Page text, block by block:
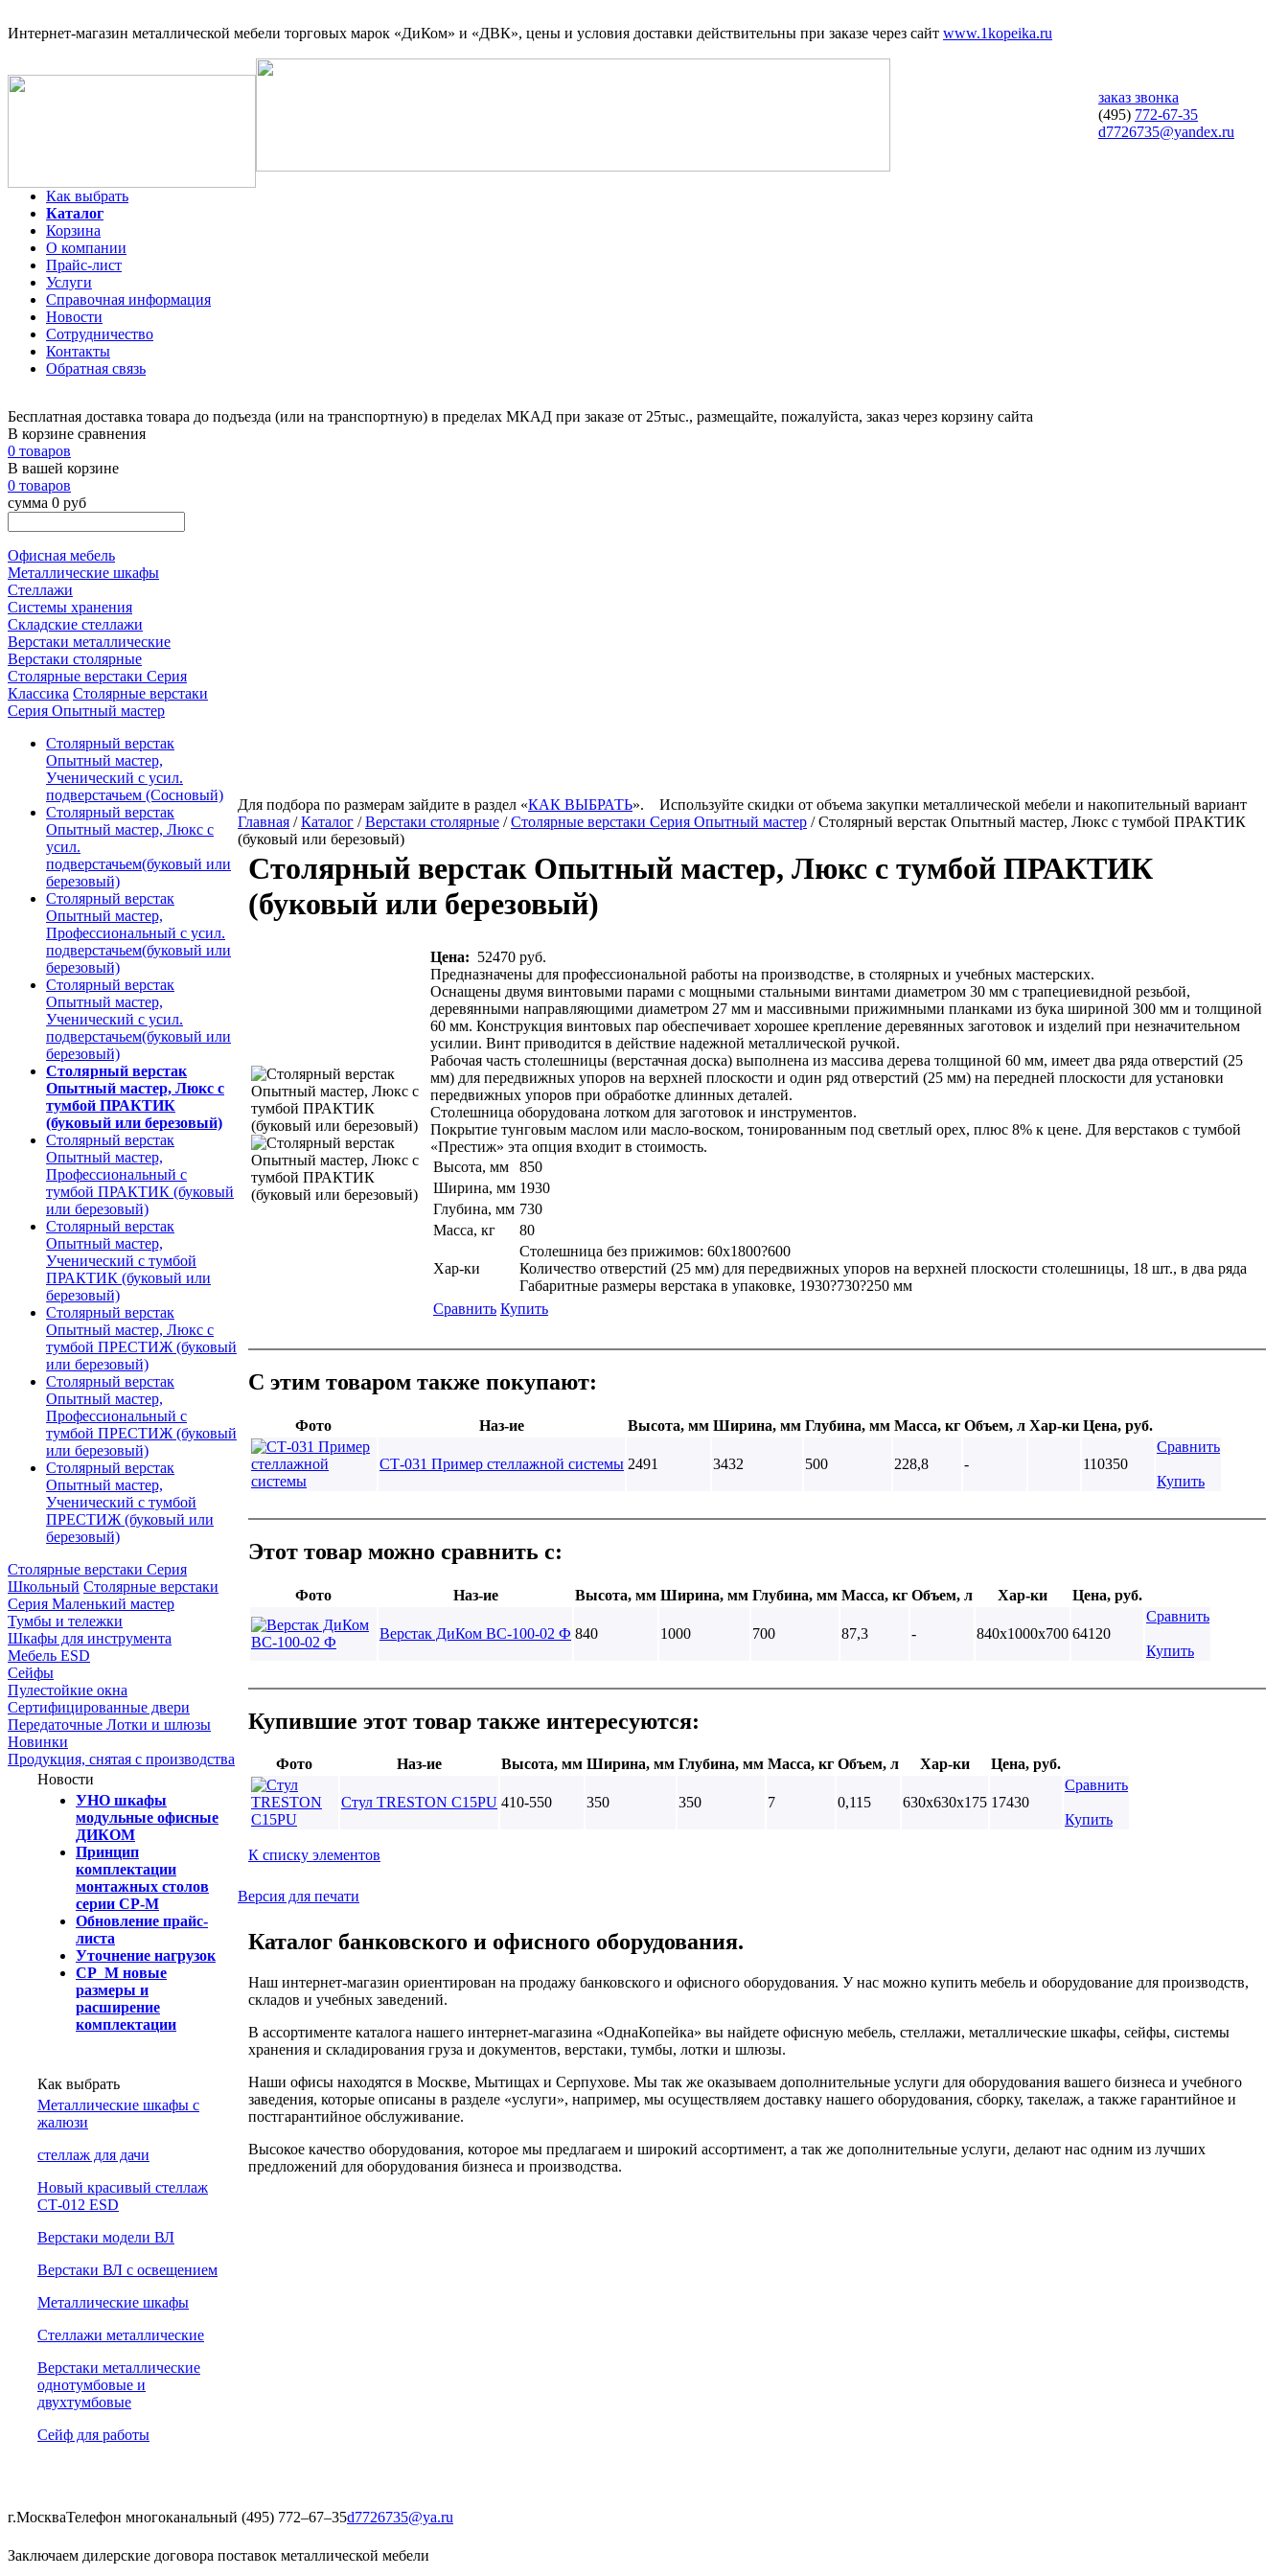
Интернет-магазин металлической мебели торговых марок «ДиКом» и «ДВК», цены и условия доставки действительны при заказе через сайт www.1kopeika.ru
заказ звонка
(495) 772-67-35
d7726735@yandex.ru
Как выбрать
Каталог
Корзина
О компании
Прайс-лист
Услуги
Справочная информация
Новости
Сотрудничество
Контакты
Обратная связь
Бесплатная доставка товара до подъезда (или на транспортную) в пределах МКАД при заказе от 25тыс., размещайте, пожалуйста, заказ через корзину сайта
В корзине сравнения
0 товаров
В вашей корзине
0 товаров
сумма 0 руб
Офисная мебель
Металлические шкафы
Стеллажи
Системы хранения
Складские стеллажи
Верстаки металлические
Верстаки столярные
Столярные верстаки Серия
Классика Столярные верстаки
Серия Опытный мастер
Столярный верстак
Опытный мастер,
Ученический с усил.
подверстачьем (Сосновый)
Столярный верстак
Опытный мастер, Люкс с
усил.
подверстачьем(буковый или
березовый)
Столярный верстак
Опытный мастер,
Профессиональный с усил.
подверстачьем(буковый или
березовый)
Столярный верстак
Опытный мастер,
Ученический с усил.
подверстачьем(буковый или
березовый)
Столярный верстак
Опытный мастер, Люкс с
тумбой ПРАКТИК
(буковый или березовый)
Столярный верстак
Опытный мастер,
Профессиональный с
тумбой ПРАКТИК (буковый
или березовый)
Столярный верстак
Опытный мастер,
Ученический с тумбой
ПРАКТИК (буковый или
березовый)
Столярный верстак
Опытный мастер, Люкс с
тумбой ПРЕСТИЖ (буковый
или березовый)
Столярный верстак
Опытный мастер,
Профессиональный с
тумбой ПРЕСТИЖ (буковый
или березовый)
Столярный верстак
Опытный мастер,
Ученический с тумбой
ПРЕСТИЖ (буковый или
березовый)
Столярные верстаки Серия
Школьный Столярные верстаки
Серия Маленький мастер
Тумбы и тележки
Шкафы для инструмента
Мебель ESD
Сейфы
Пулестойкие окна
Сертифицированные двери
Передаточные Лотки и шлюзы
Новинки
Продукция, снятая с производства
Новости
УНО шкафы
модульные офисные
ДИКОМ
Принцип
комплектации
монтажных столов
серии СР-М
Обновление прайс-
листа
Уточнение нагрузок
СР_М новые
размеры и
расширение
комплектации
Как выбрать
Металлические шкафы с
жалюзи
cтеллаж для дачи
Новый красивый стеллаж
СТ-012 ESD
Верстаки модели ВЛ
Верстаки ВЛ с освещением
Металлические шкафы
Стеллажи металлические
Верстаки металлические
однотумбовые и
двухтумбовые
Сейф для работы
Для подбора по размерам зайдите в раздел «КАК ВЫБРАТЬ».
Используйте скидки от объема закупки металлической мебели и накопительный вариант
Главная /Каталог /Верстаки столярные /Столярные верстаки Серия Опытный мастер / Столярный верстак Опытный мастер, Люкс с тумбой ПРАКТИК
(буковый или березовый)
Столярный верстак Опытный мастер, Люкс с тумбой ПРАКТИК
(буковый или березовый)
Цена: 52470 руб.
Предназначены для профессиональной работы на производстве, в столярных и учебных мастерских.
Оснащены двумя винтовыми парами с мощными стальными винтами диаметром 30 мм с трапециевидной резьбой,
деревянными направляющими диаметром 27 мм и массивными прижимными планками из бука шириной 300 мм и толщиной
60 мм. Конструкция винтовых пар обеспечивает хорошее крепление деревянных заготовок и изделий при незначительном
усилии. Винт приводится в действие надежной металлической ручкой.
Рабочая часть столешницы (верстачная доска) выполнена из массива дерева толщиной 60 мм, имеет два ряда отверстий (25
мм) для передвижных упоров на верхней плоскости и один ряд отверстий (25 мм) на передней плоскости для установки
передвижных упоров при обработке длинных деталей.
Столешница оборудована лотком для заготовок и инструментов.
Покрытие тунговым маслом или масло-воском, тонированным под светлый орех, плюс 8% к цене. Для верстаков с тумбой
«Престиж» эта опция входит в стоимость.
Высота, мм
850
Ширина, мм 1930
Глубина, мм 730
Масса, кг
80
Хар-ки
Столешница без прижимов: 60х1800?600
Количество отверстий (25 мм) для передвижных упоров на верхней плоскости столешницы, 18 шт., в два ряда
Габаритные размеры верстака в упаковке, 1930?730?250 мм
Сравнить Купить
С этим товаром также покупают:
Фото Наз-ие Высота, мм Ширина, мм Глубина, мм Масса, кг Объем, л Хар-ки Цена, руб.
СТ-031 Пример стеллажной системы 2491 3432 500 228,8 - 110350
Сравнить
Купить
Этот товар можно сравнить с:
Фото Наз-ие Высота, мм Ширина, мм Глубина, мм Масса, кг Объем, л Хар-ки Цена, руб.
Верстак ДиКом ВС-100-02 Ф 840 1000 700 87,3 - 840x1000x700 64120
Сравнить
Купить
Купившие этот товар также интересуются:
Фото Наз-ие Высота, мм Ширина, мм Глубина, мм Масса, кг Объем, л Хар-ки Цена, руб.
Стул TRESTON C15PU 410-550 350 350 7 0,115 630х630х175 17430
Сравнить
Купить
К списку элементов
Версия для печати
Каталог банковского и офисного оборудования.
Наш интернет-магазин ориентирован на продажу банковского и офисного оборудования. У нас можно купить мебель и оборудование для производств,
складов и учебных заведений.
В ассортименте каталога нашего интернет-магазина «ОднаКопейка» вы найдете офисную мебель, стеллажи, металлические шкафы, сейфы, системы
хранения и складирования груза и документов, верстаки, тумбы, лотки и шлюзы.
Наши офисы находятся в Москве, Мытищах и Серпухове. Мы так же оказываем дополнительные услуги для оборудования вашего бизнеса и учебного
заведения, которые описаны в разделе «услуги», например, мы осуществляем доставку нашего оборудования, сборку, такелаж, а также гарантийное и
постгарантийное обслуживание.
Высокое качество оборудования, которое мы предлагаем и широкий ассортимент, а так же дополнительные услуги, делают нас одним из лучших
предложений для оборудования бизнеса и производства.
г.МоскваТелефон многоканальный (495) 772‒67‒35d7726735@ya.ru
Заключаем дилерские договора поставок металлической мебели